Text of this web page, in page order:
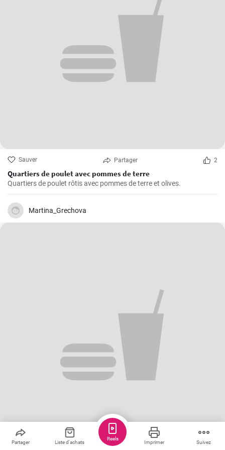
Sauver Partager 2
Quartiers de poulet avec pommes de terre
Quartiers de poulet rôtis avec pommes de terre et olives.
Martina_Grechova
Partager Liste d'achats Imprimer Suivez
Reels